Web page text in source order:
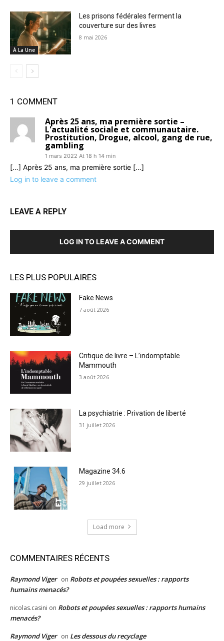
À La Une
Les prisons fédérales ferment la
couverture sur des livres
8 mai 2026
1 COMMENT
Après 25 ans, ma première sortie –
L'actualité sociale et communautaire.
Prostitution, Drogue, alcool, gang de rue,
gambling
1 mars 2022 At 18 h 14 min
[…] Après 25 ans, ma première sortie […]
Log in to leave a comment
LEAVE A REPLY
LOG IN TO LEAVE A COMMENT
LES PLUS POPULAIRES
Fake News
7 août 2026
Critique de livre – L’indomptable
Mammouth
3 août 2026
La psychiatrie : Privation de liberté
31 juillet 2026
Magazine 34.6
29 juillet 2026
Load more
COMMENTAIRES RÉCENTS
Raymond Viger on Robots et poupées sexuelles : rapports
humains menacés?
nicolas.casini on Robots et poupées sexuelles : rapports humains
menacés?
Raymond Viger on Les dessous du recyclage